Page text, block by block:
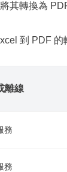
其轉換為
到 PDF 的
離線
務
務